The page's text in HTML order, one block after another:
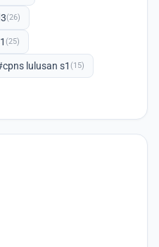
(26)
(25)
lulusan s1 (15)